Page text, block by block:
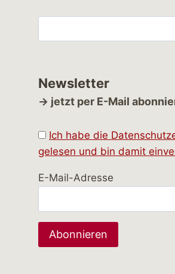
Newsletter
→ jetzt per E-Mail
Ich habe die
gelesen und bin damit
E-Mail-Adresse